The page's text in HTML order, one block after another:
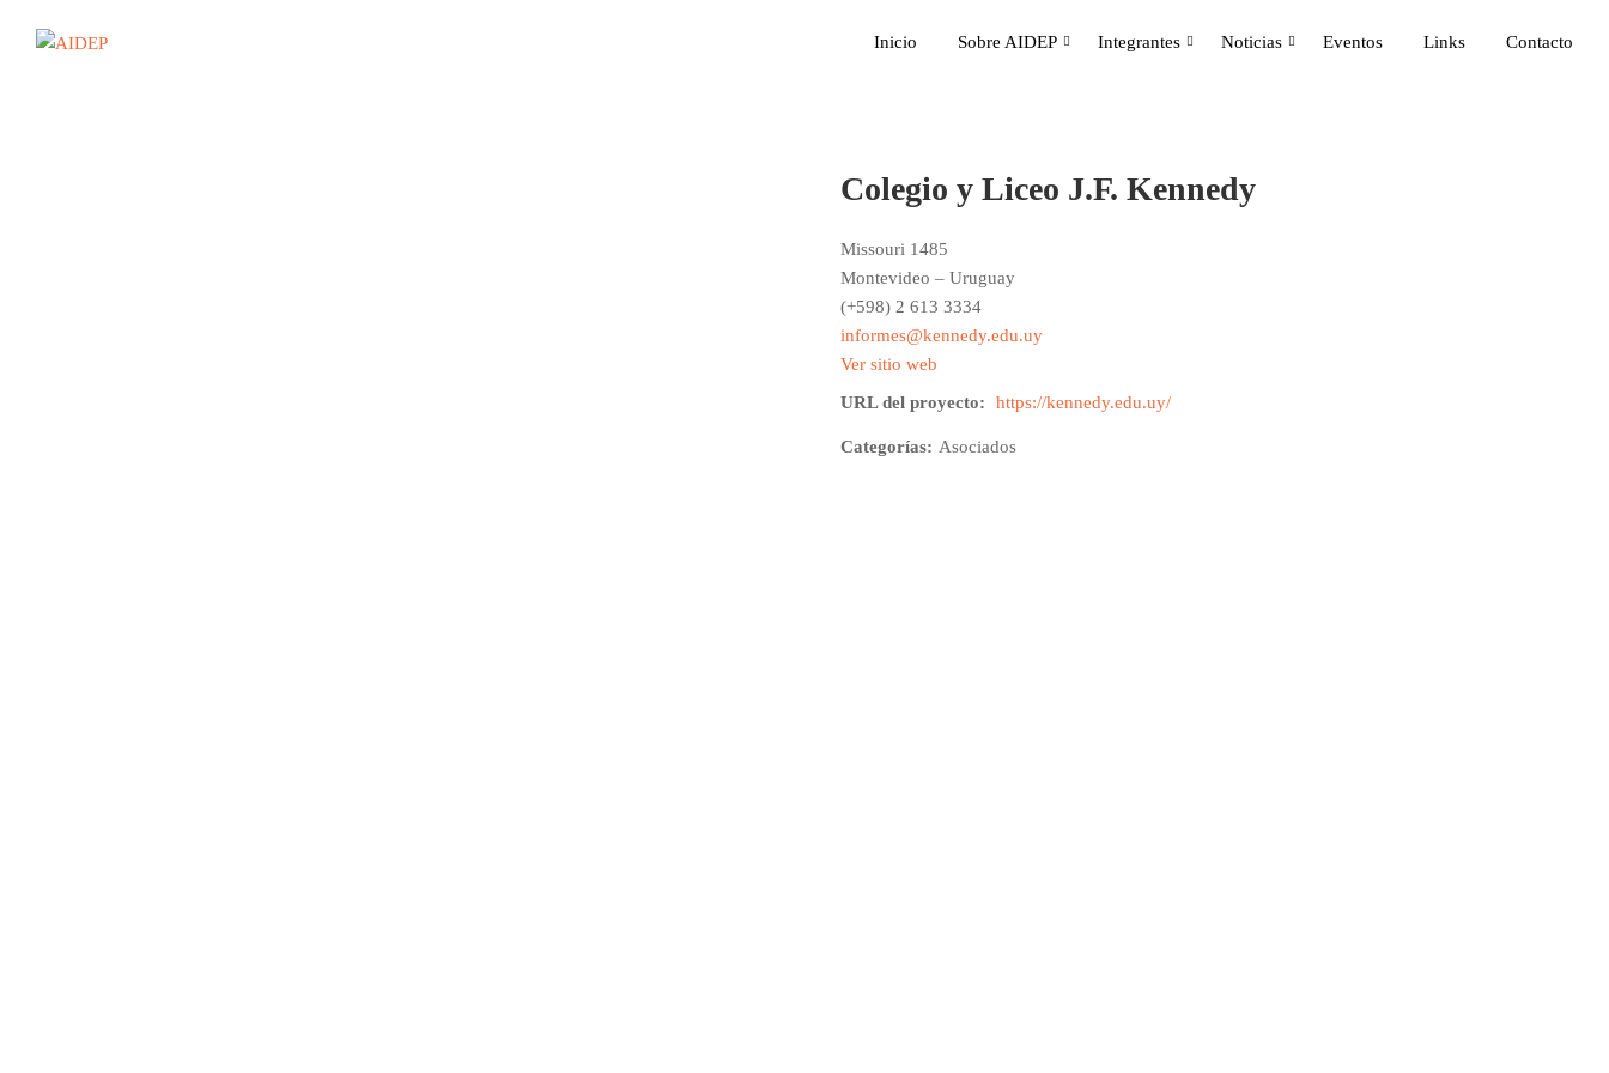
Inicio Sobre AIDEP Integrantes Noticias Eventos Links Contacto
Colegio y Liceo J.F. Kennedy
Missouri 1485
Montevideo – Uruguay
(+598) 2 613 3334
informes@kennedy.edu.uy
Ver sitio web
URL del proyecto:
https://kennedy.edu.uy/
Categorías: Asociados